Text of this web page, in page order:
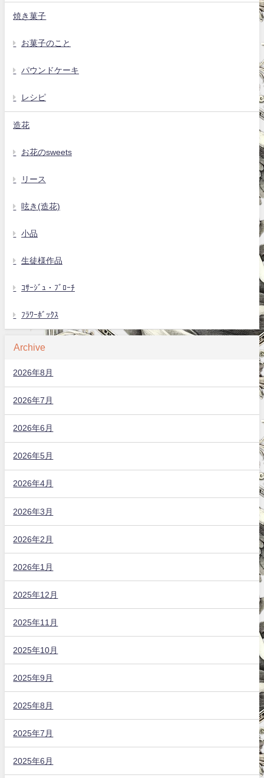
焼き菓子
お菓子のこと
パウンドケーキ
レシピ
造花
お花のsweets
リース
呟き(造花)
小品
生徒様作品
ｺｻｰｼﾞｭ・ﾌﾞﾛｰﾁ
ﾌﾗﾜｰﾎﾞｯｸｽ
Archive
2026年8月
2026年7月
2026年6月
2026年5月
2026年4月
2026年3月
2026年2月
2026年1月
2025年12月
2025年11月
2025年10月
2025年9月
2025年8月
2025年7月
2025年6月